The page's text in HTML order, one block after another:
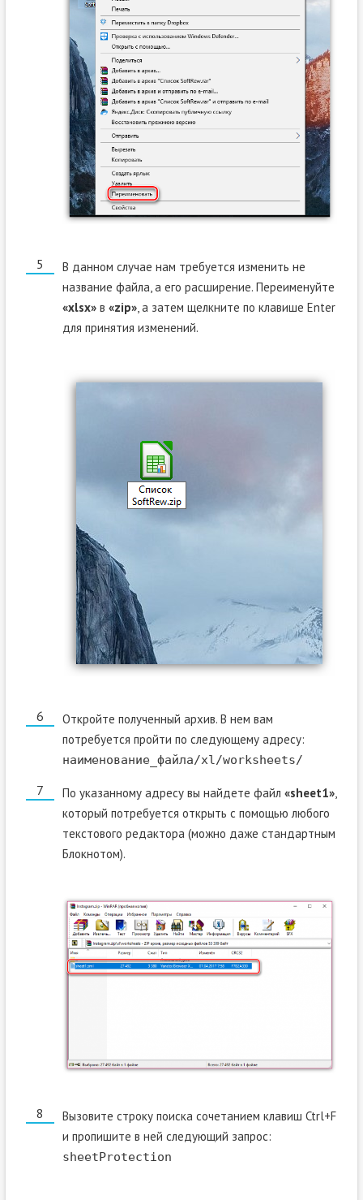
В данном случае нам требуется изменить не
название файла, а его расширение. Переименуйте
«xlsx»в «zip», а затем щелкните по клавише Enter
для принятия изменений.
Откройте полученный архив. В нем вам
потребуется пройти по следующему адресу:
наименование_файла/xl/worksheets/
По указанному адресу вы найдете файл «sheet1»,
который потребуется открыть с помощью любого
текстового редактора (можно даже стандартным
Блокнотом).
Вызовите строку поиска сочетанием клавиш Ctrl+F
и пропишите в ней следующий запрос:
sheetProtection